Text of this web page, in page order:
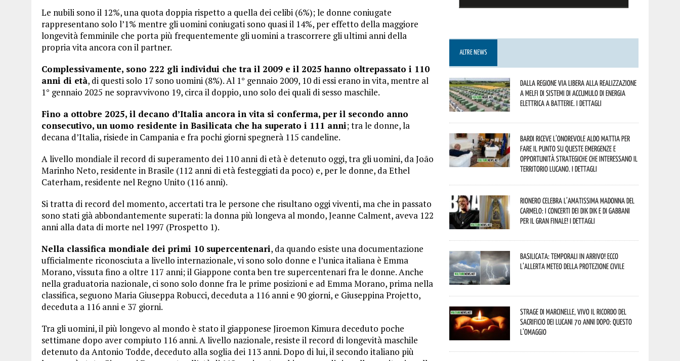
Le nubili sono il 12%, una quota doppia rispetto a quella dei celibi (6%); le donne coniugate
rappresentano solo l’1% mentre gli uomini coniugati sono quasi il 14%, per effetto della maggiore
longevità femminile che porta più frequentemente gli uomini a trascorrere gli ultimi anni della
propria vita ancora con il partner.
Complessivamente, sono 222 gli individui che tra il 2009 e il 2025 hanno oltrepassato i 110
anni di età, di questi solo 17 sono uomini (8%). Al 1° gennaio 2009, 10 di essi erano in vita, mentre al
1° gennaio 2025 ne sopravvivono 19, circa il doppio, uno solo dei quali di sesso maschile.
Fino a ottobre 2025, il decano d’Italia ancora in vita si conferma, per il secondo anno
consecutivo, un uomo residente in Basilicata che ha superato i 111 anni; tra le donne, la
decana d’Italia, risiede in Campania e fra pochi giorni spegnerà 115 candeline.
A livello mondiale il record di superamento dei 110 anni di età è detenuto oggi, tra gli uomini, da João
Marinho Neto, residente in Brasile (112 anni di età festeggiati da poco) e, per le donne, da Ethel
Caterham, residente nel Regno Unito (116 anni).
Si tratta di record del momento, accertati tra le persone che risultano oggi viventi, ma che in passato
sono stati già abbondantemente superati: la donna più longeva al mondo, Jeanne Calment, aveva 122
anni alla data di morte nel 1997 (Prospetto 1).
Nella classifica mondiale dei primi 10 supercentenari, da quando esiste una documentazione
ufficialmente riconosciuta a livello internazionale, vi sono solo donne e l’unica italiana è Emma
Morano, vissuta fino a oltre 117 anni; il Giappone conta ben tre supercentenari fra le donne. Anche
nella graduatoria nazionale, ci sono solo donne fra le prime posizioni e ad Emma Morano, prima nella
classifica, seguono Maria Giuseppa Robucci, deceduta a 116 anni e 90 giorni, e Giuseppina Projetto,
deceduta a 116 anni e 37 giorni.
Tra gli uomini, il più longevo al mondo è stato il giapponese Jiroemon Kimura deceduto poche
settimane dopo aver compiuto 116 anni. A livello nazionale, resiste il record di longevità maschile
detenuto da Antonio Todde, deceduto alla soglia dei 113 anni. Dopo di lui, il secondo italiano più
ALTRE NEWS
Dalla Regione via libera alla realizzazione
a Melfi di sistemi di accumulo di energia
elettrica a batterie. I dettagli
Bardi riceve l’onorevole Aldo Mattia per
fare il punto su queste emergenze e
opportunità strategiche che interessano il
territorio lucano. I dettagli
Rionero celebra l’amatissima Madonna del
Carmelo: i concerti dei DIK DIK e di Gabbani
per il gran finale! I dettagli
Basilicata: temporali in arrivo! Ecco
l’allerta meteo della Protezione civile
Strage di Marcinelle, vivo il ricordo del
sacrificio dei lucani 70 anni dopo: questo
l’omaggio